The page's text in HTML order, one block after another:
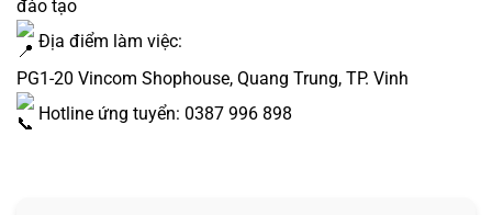
đào tạo
Địa điểm làm việc:
PG1-20 Vincom Shophouse, Quang Trung, TP. Vinh
Hotline ứng tuyển: 0387 996 898